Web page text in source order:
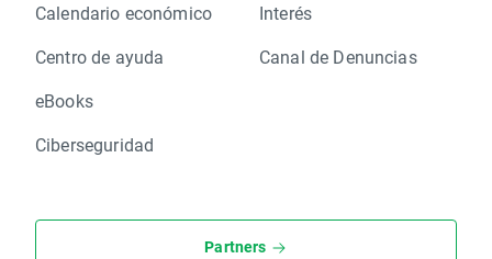
Calendario económico
Centro de ayuda
eBooks
Ciberseguridad
Interés
Canal de Denuncias
Partners